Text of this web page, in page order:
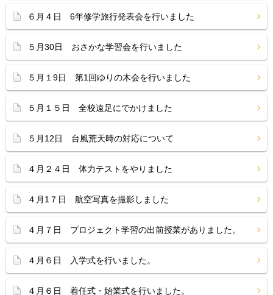
６月４日 6年修学旅行発表会を行いました
５月30日 おさかな学習会を行いました
５月１9日 第1回ゆりの木会を行いました
５月１５日 全校遠足にでかけました
５月12日 台風荒天時の対応について
４月２４日 体力テストをやりました
４月1７日 航空写真を撮影しました
４月７日 プロジェクト学習の出前授業がありました。
４月６日 入学式を行いました。
４月６日 着任式・始業式を行いました。